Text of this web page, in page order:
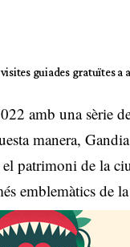
guiades gratuïtes a
amb una sèrie
manera,
patrimoni de la
emblemàtics de